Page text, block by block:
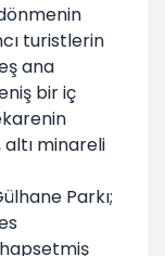
turistlerin
ana
bir iç
minareli
Parkı;